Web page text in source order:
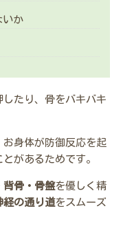
いか
たり、骨をバキバキ
身体が防御反応を起
があるためです。
背骨・骨盤を優しく精
経の通り道をスムーズ